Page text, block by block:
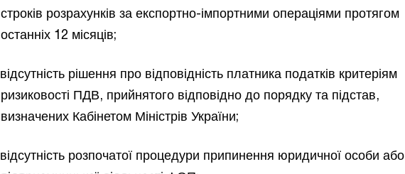
строків розрахунків за експортно-імпортними операціями протягом
останніх 12 місяців;
відсутність рішення про відповідність платника податків критеріям
ризиковості ПДВ, прийнятого відповідно до порядку та підстав,
визначених Кабінетом Міністрів України;
відсутність розпочатої процедури припинення юридичної особи або